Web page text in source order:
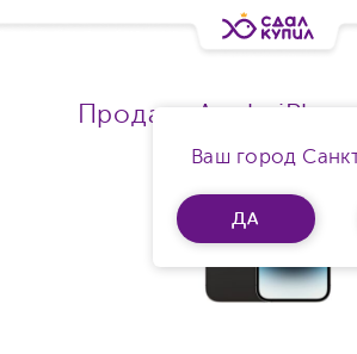
Ваш город
ДА
Продать Apple